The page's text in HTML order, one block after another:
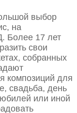
выбор
на
Более 17 лет
свои
собранных
композиций для
свадьба, день
или иной